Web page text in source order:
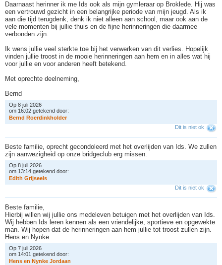
Daarnaast herinner ik me Ids ook als mijn gymleraar op Broklede. Hij was
een vertrouwd gezicht in een belangrijke periode van mijn jeugd. Als ik
aan die tijd terugdenk, denk ik niet alleen aan school, maar ook aan de
vele momenten bij jullie thuis en de fijne herinneringen die daarmee
verbonden zijn.
Ik wens jullie veel sterkte toe bij het verwerken van dit verlies. Hopelijk
vinden jullie troost in de mooie herinneringen aan hem en in alles wat hij
voor jullie en voor anderen heeft betekend.
Met oprechte deelneming,
Bernd
Op 8 juli 2026
om 16:02 getekend door:
Bernd Roerdin kho der
Dit is niet ok
Beste familie, oprecht gecondoleerd met het overlijden van Ids. We zullen
zijn aanwezigheid op onze bridgeclub erg missen.
Op 8 juli 2026
om 13:14 getekend door:
Edith Grijsee s
Dit is niet ok
Beste familie,
Hierbij willen wij jullie ons medeleven betuigen met het overlijden van Ids.
Wij hebben Ids leren kennen als een vriendelijke, sportieve en opgewekte
man. Wij hopen dat de herinneringen aan hem jullie tot troost zullen zijn.
Hens en Nynke
Op 7 juli 2026
om 14:01 getekend door:
Hens en Nyn ke Jordaan